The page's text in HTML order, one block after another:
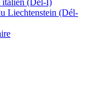
italien (Dél-I)
Liechtenstein (Dél-